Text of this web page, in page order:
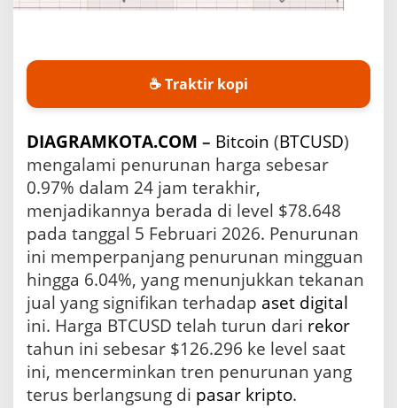
g
e
n
a
T
e
k
a
n
a
J
u
a
y
a
g
B
☕ Traktir kopi
DIAGRAMKOTA.COM – Bitcoin (BTCUSD)
mengalami penurunan harga sebesar
0.97% dalam 24 jam terakhir,
menjadikannya berada di level $78.648
pada tanggal 5 Februari 2026. Penurunan
ini memperpanjang penurunan mingguan
hingga 6.04%, yang menunjukkan tekanan
jual yang signifikan terhadap aset digital
ini. Harga BTCUSD telah turun dari rekor
tahun ini sebesar $126.296 ke level saat
ini, mencerminkan tren penurunan yang
terus berlangsung di pasar kripto.